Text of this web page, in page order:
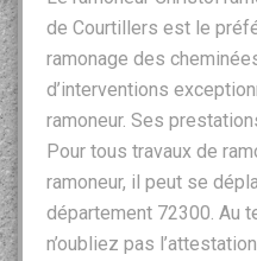
de Courtillers est le
ramonage des
d’interventions
ramoneur. Ses
Pour tous travaux de
ramoneur, il peut se
département 72300. Au
n’oubliez pas